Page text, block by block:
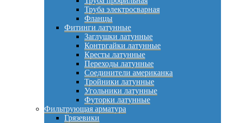
Труба электросварная
Фланцы
Фитинги латунные
Заглушки латунные
Контргайки латунные
Кресты латунные
Переходы латунные
Соединители американка
Тройники латунные
Угольники латунные
Футорки латунные
Фильтрующая арматура
Грязевики